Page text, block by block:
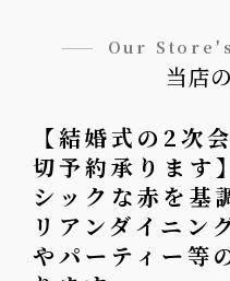
Our
当店
【結婚式の2次
切予約承ります】
シックな赤を基
リアンダイニン
やパーティー等